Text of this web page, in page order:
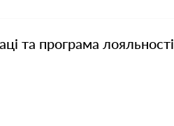
та програма лояльності